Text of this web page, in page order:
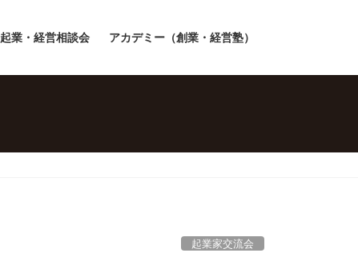
起業・経営相談会 アカデミー（創業・経営塾）
起業家交流会